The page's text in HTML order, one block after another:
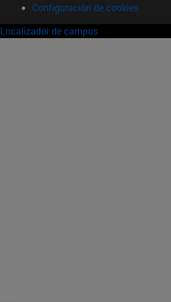
Configuración de cookies
Localizador de campus